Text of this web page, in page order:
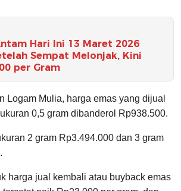
Hari Ini 13 Maret 2026
Sempat Melonjak, Kini
per Gram
Logam Mulia, harga emas yang dijual
0,5 gram dibanderol Rp938.500.
2 gram Rp3.494.000 dan 3 gram
harga jual kembali atau buyback emas